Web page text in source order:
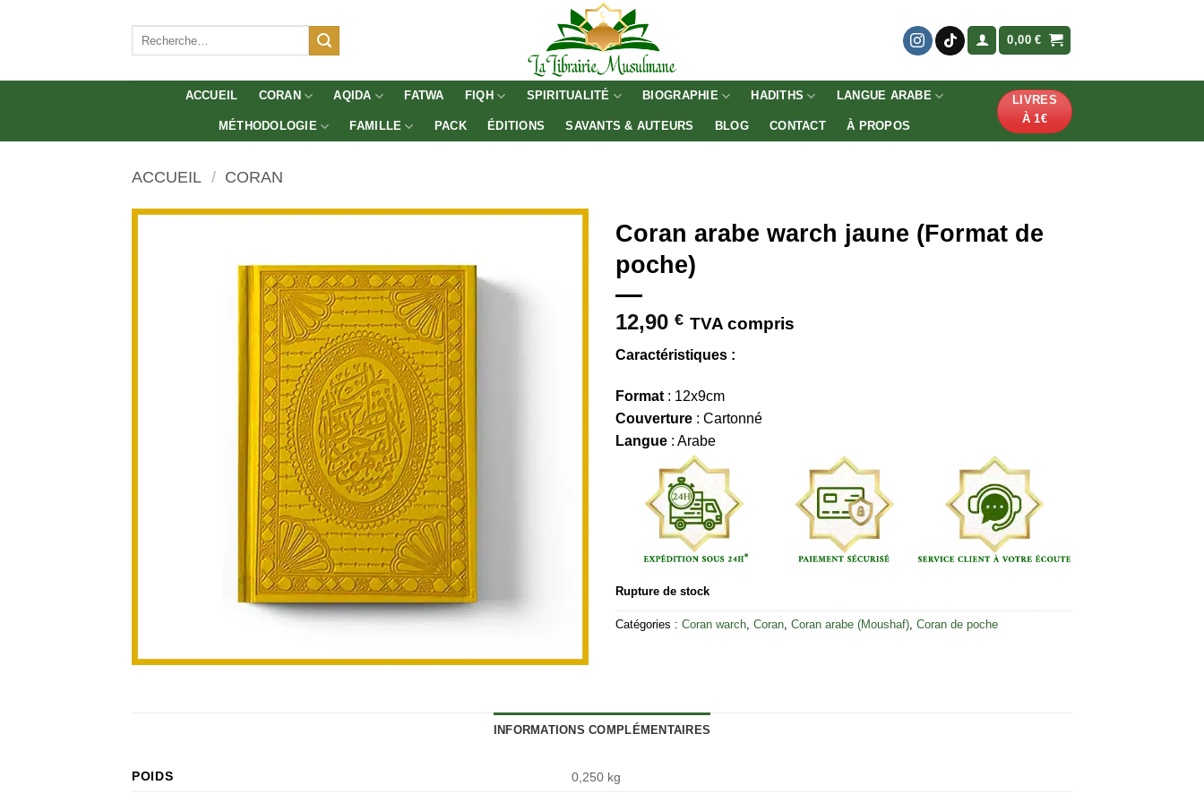
0,00€
ACCUEIL CORAN AQIDA FATWA FIQH SPIRITUALITÉ BIOGRAPHIE HADITHS LANGUE ARABE
MÉTHODOLOGIE FAMILLE PACK ÉDITIONS SAVANTS & AUTEURS BLOG CONTACT À PROPOS
LIVRES
À 1€
ACCUEIL / CORAN
Coran arabe warch jaune (Format de
poche)
12,90 € TVA compris
Caractéristiques :
Format : 12x9cm
Couverture : Cartonné
Langue : Arabe
Rupture de stock
Catégories : Coran warch Coran Coran arabe (Moushaf) Coran de poche
INFORMATIONS COMPLÉMENTAIRES
POIDS 0,250 kg